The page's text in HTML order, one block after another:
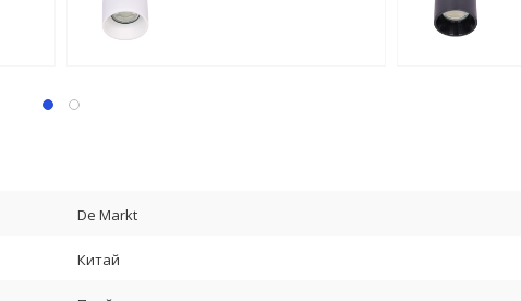
De Markt
Китай